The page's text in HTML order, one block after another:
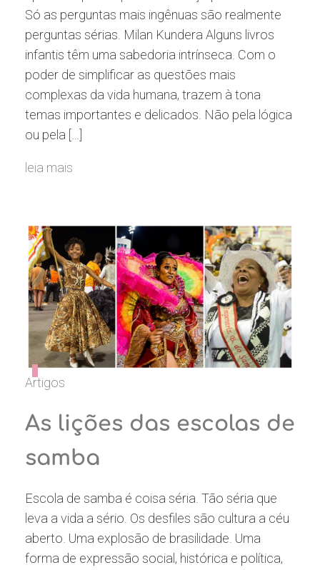
Só as perguntas mais ingênuas são realmente
perguntas sérias. Milan Kundera Alguns livros
infantis têm uma sabedoria intrínseca. Com o
poder de simplificar as questões mais
complexas da vida humana, trazem à tona
temas importantes e delicados. Não pela lógica
ou pela […]
leia mais
Artigos
As lições das escolas de
samba
Escola de samba é coisa séria. Tão séria que
leva a vida a sério. Os desfiles são cultura a céu
aberto. Uma explosão de brasilidade. Uma
forma de expressão social, histórica e política,